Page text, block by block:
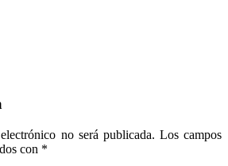
no será publicada. Los campos
con *